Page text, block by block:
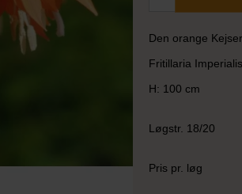
Den orange
Fritillaria
H: 100 cm
Løgstr. 18/20
Pris pr. løg